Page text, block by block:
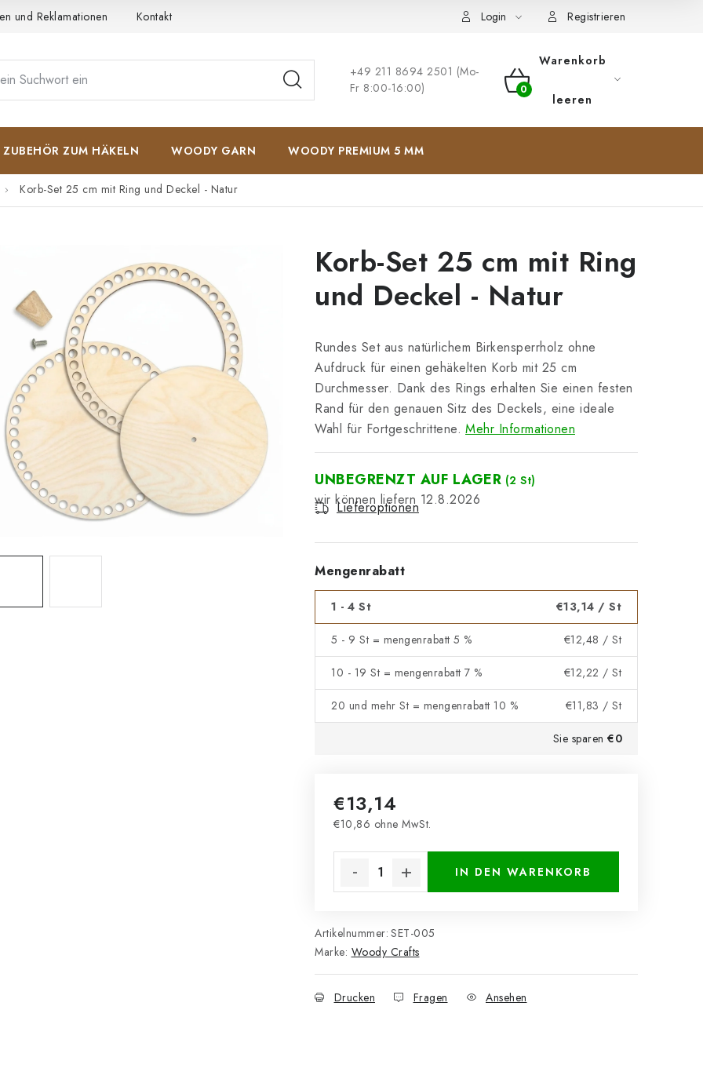
und Reklamationen Kontakt Login Registrieren
+49 211 8694 2501 (Mo-
Fr 8:00-16:00)
WARENKORB
Warenkorb
leeren
ZUBEHÖR ZUM HÄKELN WOODY GARN WOODY PREMIUM 5 MM
Korb-Set 25 cm mit Ring und Deckel - Natur
Korb-Set 25 cm mit Ring
und Deckel - Natur
Rundes Set aus natürlichem Birkensperrholz ohne
Aufdruck für einen gehäkelten Korb mit 25 cm
Durchmesser. Dank des Rings erhalten Sie einen festen
Rand für den genauen Sitz des Deckels, eine ideale
Wahl für Fortgeschrittene. Mehr Informationen
UNBEGRENZT AUF LAGER (2 St)
12.8.2026
Lieferoptionen
Mengenrabatt
1 - 4 St €13,14 / St
5 - 9 St = mengenrabatt 5 % €12,48 / St
10 - 19 St = mengenrabatt 7 % €12,22 / St
20 und mehr St = mengenrabatt 10 % €11,83 / St
Sie sparen €0
€13,14
€10,86 ohne MwSt.
IN DEN WARENKORB
Artikelnummer: SET-005
Marke: Woody Crafts
Drucken Fragen Ansehen